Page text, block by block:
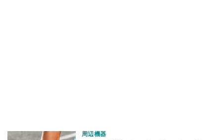
周辺機器